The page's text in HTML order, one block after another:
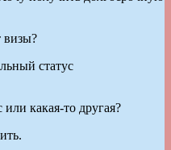
статус
какая-то другая?